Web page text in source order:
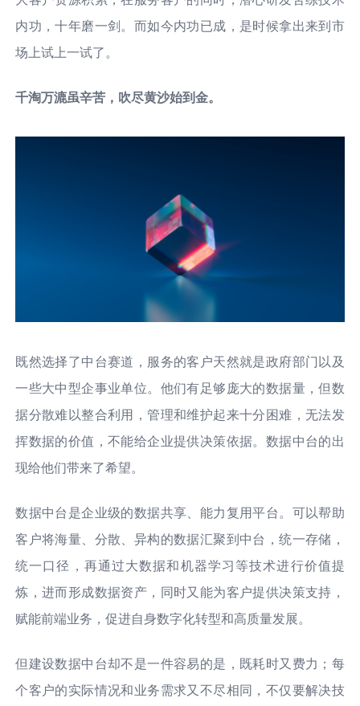
内功，十年磨一剑。而如今内功已成，是时候拿出来到市
场上试上一试了。
千淘万漉虽辛苦，吹尽黄沙始到金。
既然选择了中台赛道，服务的客户天然就是政府部门以及
一些大中型企事业单位。他们有足够庞大的数据量，但数
据分散难以整合利用，管理和维护起来十分困难，无法发
挥数据的价值，不能给企业提供决策依据。数据中台的出
现给他们带来了希望。
数据中台是企业级的数据共享、能力复用平台。可以帮助
客户将海量、分散、异构的数据汇聚到中台，统一存储，
统一口径，再通过大数据和机器学习等技术进行价值提
炼，进而形成数据资产，同时又能为客户提供决策支持，
赋能前端业务，促进自身数字化转型和高质量发展。
但建设数据中台却不是一件容易的是，既耗时又费力；每
个客户的实际情况和业务需求又不尽相同，不仅要解决技